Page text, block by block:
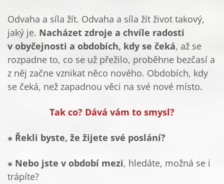
Odvaha a síla žít. Odvaha a síla žít život takový,
jaký je. Nacházet zdroje a chvíle radosti
v obyčejnosti a obdobích, kdy se čeká, až se
rozpadne to, co se už přežilo, proběhne bezčasí a
z něj začne vznikat něco nového. Obdobích, kdy
se čeká, než zapadnou věci na své nové místo.
Tak co? Dává vám to smysl?
⁕ Řekli byste, že žijete své poslání?
⁕ Nebo jste v období mezi, hledáte, možná se i
trápíte?